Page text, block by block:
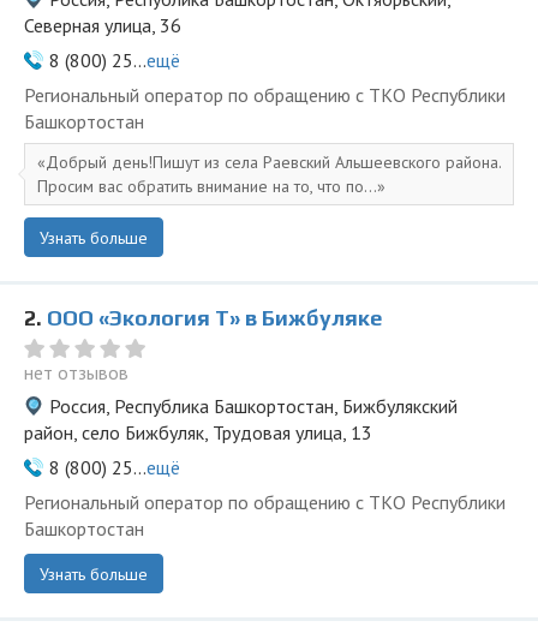
Северная улица, 36
8 (800) 25...ещё
Региональный оператор по обращению с ТКО Республики
Башкортостан
Добрый день!Пишут из села Раевский Альшеевского района.
Просим вас обратить внимание на то, что по...
Узнать больше
2. ООО «Экология Т» в Бижбуляке
нет отзывов
Россия, Республика Башкортостан, Бижбулякский
район, село Бижбуляк, Трудовая улица, 13
8 (800) 25...ещё
Региональный оператор по обращению с ТКО Республики
Башкортостан
Узнать больше